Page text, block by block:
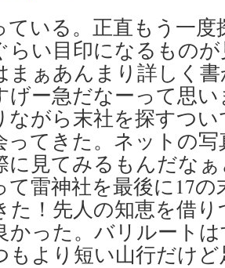
ている。正直もう一
らい目印になるもの
まぁあんまり詳しく
げー急だなーって思
ながら末社を探すつ
ってきた。ネットの
に見てみるもんだな
て雷神社を最後に17
た！先人の知恵を借
かった。バリルート
もより短い山行だけ